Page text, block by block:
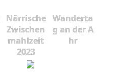
Närrische
Zwischen
mahlzeit
2023
Wanderta
g an der A
hr